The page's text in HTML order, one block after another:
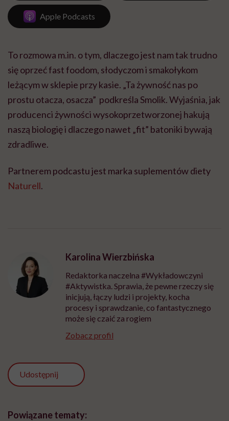
Apple Podcasts
To rozmowa m.in. o tym, dlaczego jest nam tak trudno
się oprzeć fast foodom, słodyczom i smakołykom
leżącym w sklepie przy kasie. „Ta żywność nas po
prostu otacza, osacza” podkreśla Smolik. Wyjaśnia, jak
producenci żywności wysokoprzetworzonej hakują
naszą biologię i dlaczego nawet „fit” batoniki bywają
zdradliwe.
Partnerem podcastu jest marka suplementów diety
Naturell.
Karolina Wierzbińska
Redaktorka naczelna #Wykładowczyni
#Aktywistka. Sprawia, że pewne rzeczy się
inicjują, łączy ludzi i projekty, kocha
procesy i sprawdzanie, co fantastycznego
może się czaić za rogiem
Zobacz profil
Udostępnij
Powiązane tematy: